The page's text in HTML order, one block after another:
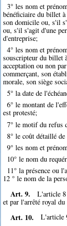
3° les nom et
bénéficiaire du billet
son domicile ou, s'il
ou, s'il s'agit d'une
d'entreprise;
4° les nom et
souscripteur du billet
acceptation ou non
commerçant, son
morale, son siège
5° la date de
6° le montant de
est protesté;
7° le motif du refus
8° le coût détaillé de
9° les nom et
10° le nom du
11° la présence ou
12 ° le nom de la
Art. 9. L'article
et par l'arrêté royal du
Art. 10. L'article